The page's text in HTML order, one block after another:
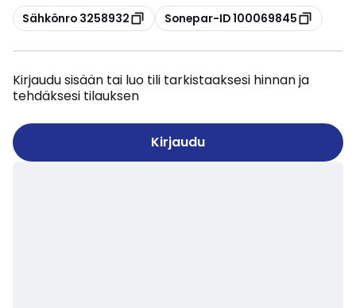
Kopioi
Sähkönro 3258932 Kopioi
Sonepar-ID 100069845
Kirjaudu sisään tai luo tili tarkistaaksesi hinnan ja
tehdäksesi tilauksen
Kirjaudu